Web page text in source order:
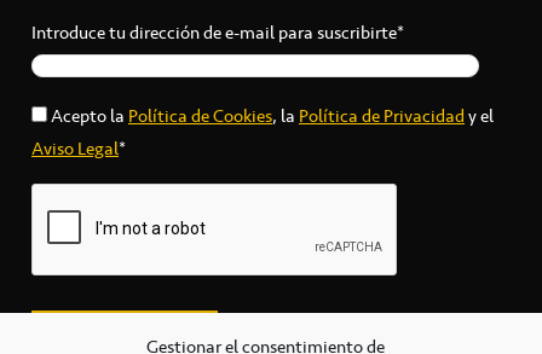
Gestionar el consentimiento de
Introduce tu dirección de e-mail para suscribirte*
Acepto laPolítica de Cookies, laPolítica de Privacidady el
Aviso Legal*